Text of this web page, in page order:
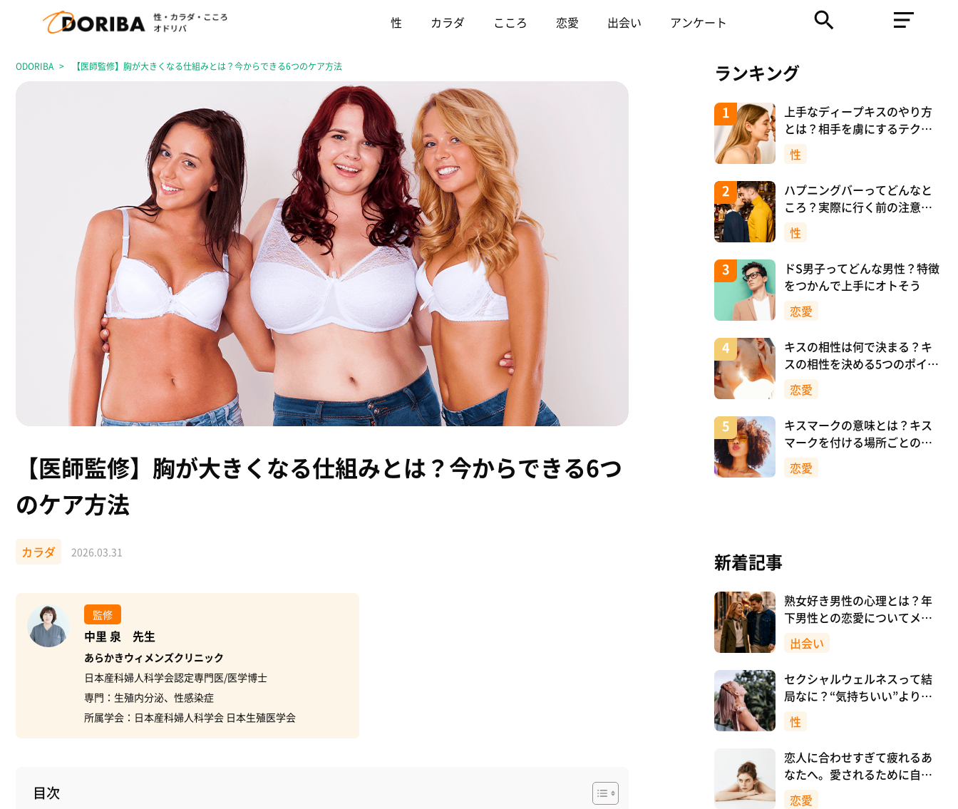
性 カラダ こころ 恋愛 出会い アンケート
ODORIBA 【医師監修】胸が大きくなる仕組みとは？今からできる6つのケア方法
【医師監修】胸が大きくなる仕組みとは？今からできる6つ
のケア方法
カラダ 2026.03.31
監修
中里 泉 先生
あらかきウィメンズクリニック
日本産科婦人科学会認定専門医/医学博士
専門：生殖内分泌、性感染症
所属学会：日本産科婦人科学会 日本生殖医学会
目次
ランキング
上手なディープキスのやり方
とは？相手を虜にするテクニ
ックを紹介！
性
ハプニングバーってどんなと
ころ？実際に行く前の注意や
マナーについて！
性
ドS男子ってどんな男性？特徴
をつかんで上手にオトそう
恋愛
キスの相性は何で決まる？キ
スの相性を決める5つのポイン
ト
恋愛
キスマークの意味とは？キス
マークを付ける場所ごとの意
味を詳しく解説
恋愛
新着記事
熟女好き男性の心理とは？年
下男性との恋愛についてメリ
ットも解説！
出会い
セクシャルウェルネスって結
局なに？“気持ちいい”より先
に、自分を大切にすること
性
恋人に合わせすぎて疲れるあ
なたへ。愛されるために自分
を消さない恋愛のつくり方
恋愛